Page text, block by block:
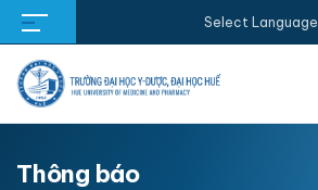
Select Language
Thông báo